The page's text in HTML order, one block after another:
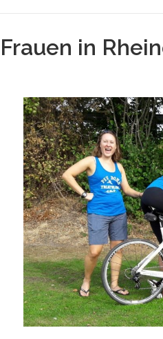
in